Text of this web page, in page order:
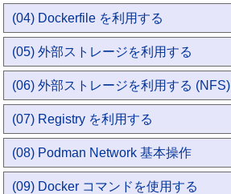
(04) Dockerfile を利用する
(05) 外部ストレージを利用する
(06) 外部ストレージを利用する (NFS)
(07) Registry を利用する
(08) Podman Network 基本操作
(09) Docker コマンドを使用する